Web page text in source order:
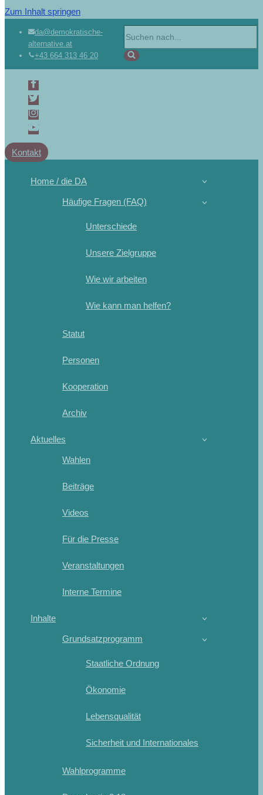
Zum Inhalt springen
da@demokratische-
alternative.at
+43 664 313 46 20
Kontakt
Home / die DA
Häufige Fragen (FAQ)
Unterschiede
Unsere Zielgruppe
Wie wir arbeiten
Wie kann man helfen?
Statut
Personen
Kooperation
Archiv
Aktuelles
Wahlen
Beiträge
Videos
Für die Presse
Veranstaltungen
Interne Termine
Inhalte
Grundsatzprogramm
Staatliche Ordnung
Ökonomie
Lebensqualität
Sicherheit und Internationales
Wahlprogramme